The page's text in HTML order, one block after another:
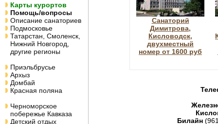
Карты курортов
Помощь/вопросы
Описание санаториев
Подмосковье
Татарстан, Смоленск,
Нижний Новгород,
другие регионы
Приэльбрусье
Архыз
Домбай
Красная поляна
Черноморское
побережье Кавказа
Детский отдых
Санаторий
Димитрова,
Кисловодск,
двухместный
номер от 1600 руб
Билайн